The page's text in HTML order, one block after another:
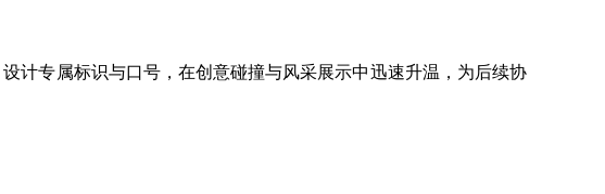
计专属标识与口号，在创意碰撞与风采展示中迅速升温，为后续协